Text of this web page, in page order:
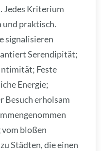
Jedes Kriterium
praktisch.
signalisieren
Serendipität;
Feste
Energie;
Besuch erholsam
vom bloßen
Städten, die einen